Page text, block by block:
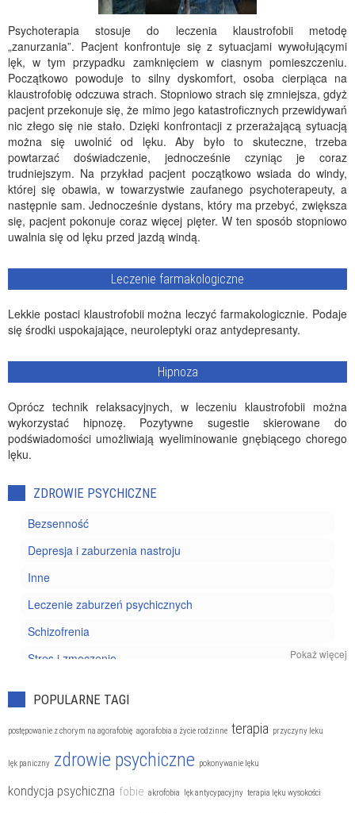
Psychoterapia stosuje do leczenia klaustrofobii metodę
„zanurzania”. Pacjent konfrontuje się z sytuacjami wywołującymi
lęk, w tym przypadku zamknięciem w ciasnym pomieszczeniu.
Początkowo powoduje to silny dyskomfort, osoba cierpiąca na
klaustrofobię odczuwa strach. Stopniowo strach się zmniejsza, gdyż
pacjent przekonuje się, że mimo jego katastroficznych przewidywań
nic złego się nie stało. Dzięki konfrontacji z przerażającą sytuacją
można się uwolnić od lęku. Aby było to skuteczne, trzeba
powtarzać doświadczenie, jednocześnie czyniąc je coraz
trudniejszym. Na przykład pacjent początkowo wsiada do windy,
której się obawia, w towarzystwie zaufanego psychoterapeuty, a
następnie sam. Jednocześnie dystans, który ma przebyć, zwiększa
się, pacjent pokonuje coraz więcej pięter. W ten sposób stopniowo
uwalnia się od lęku przed jazdą windą.
Leczenie farmakologiczne
Lekkie postaci klaustrofobii można leczyć farmakologicznie. Podaje
się środki uspokajające, neuroleptyki oraz antydepresanty.
Hipnoza
Oprócz technik relaksacyjnych, w leczeniu klaustrofobii można
wykorzystać hipnozę. Pozytywne sugestie skierowane do
podświadomości umożliwiają wyeliminowanie gnębiącego chorego
lęku.
ZDROWIE PSYCHICZNE
Bezsenność
Depresja i zaburzenia nastroju
Inne
Leczenie zaburzeń psychicznych
Schizofrenia
Stres i zmęczenie
Zaburzenia odżywiania
Pokaż więcej
POPULARNE TAGI
postępowanie z chorym na agorafobię agorafobia a życie rodzinne terapia przyczyny leku
lęk paniczny zdrowie psychiczne pokonywanie lęku
kondycja psychiczna fobie akrofobia lęk antycypacyjny terapia lęku wysokości